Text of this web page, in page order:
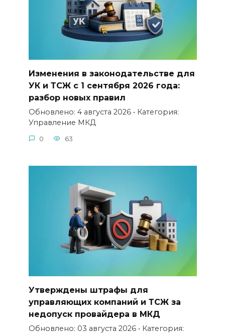
Изменения в законодательстве для
УК и ТСЖ с 1 сентября 2026 года:
разбор новых правил
Обновлено: 4 августа 2026 • Категория:
Управление МКД
0 63
Утверждены штрафы для
управляющих компаний и ТСЖ за
недопуск провайдера в МКД
Обновлено: 03 августа 2026 • Категория: